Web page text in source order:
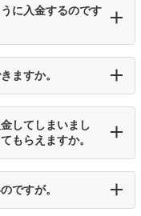
に入金するのです
ますか。
してしまいまし
もらえますか。
ですが。